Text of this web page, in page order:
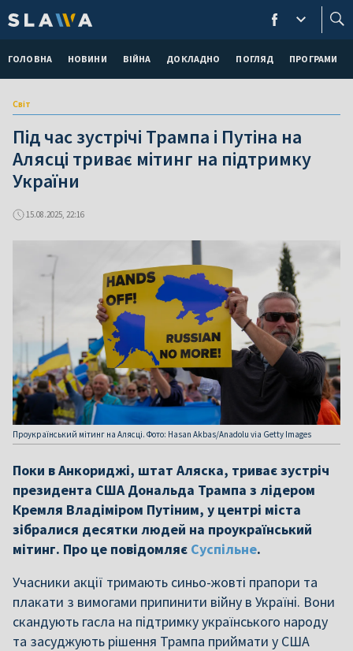
ГОЛОВНА НОВИНИ ВІЙНА ДОКЛАДНО ПОГЛЯД ПРОГРАМИ
Світ
Під час зустрічі Трампа і Путіна на
Алясці триває мітинг на підтримку
України
15.08.2025, 22:16
Проукраїнський мітинг на Алясці. Фото: Hasan Akbas/Anadolu via Getty Images
Поки в Анкориджі, штат Аляска, триває зустріч
президента США Дональда Трампа з лідером
Кремля Владіміром Путіним, у центрі міста
зібралися десятки людей на проукраїнський
мітинг. Про це повідомляє Суспільне.
Учасники акції тримають синьо-жовті прапори та
плакати з вимогами припинити війну в Україні. Вони
скандують гасла на підтримку українського народу
та засуджують рішення Трампа приймати у США